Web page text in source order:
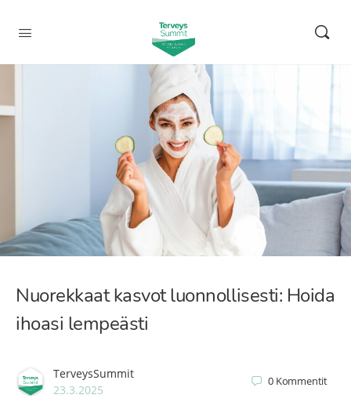
Nuorekkaat kasvot luonnollisesti: Hoida
ihoasi lempeästi
TerveysSummit
23.3.2025
0 Kommentit